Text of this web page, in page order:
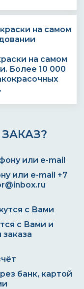
на самом
Более 10 000
или e-mail +7
с Вами и
банк, картой